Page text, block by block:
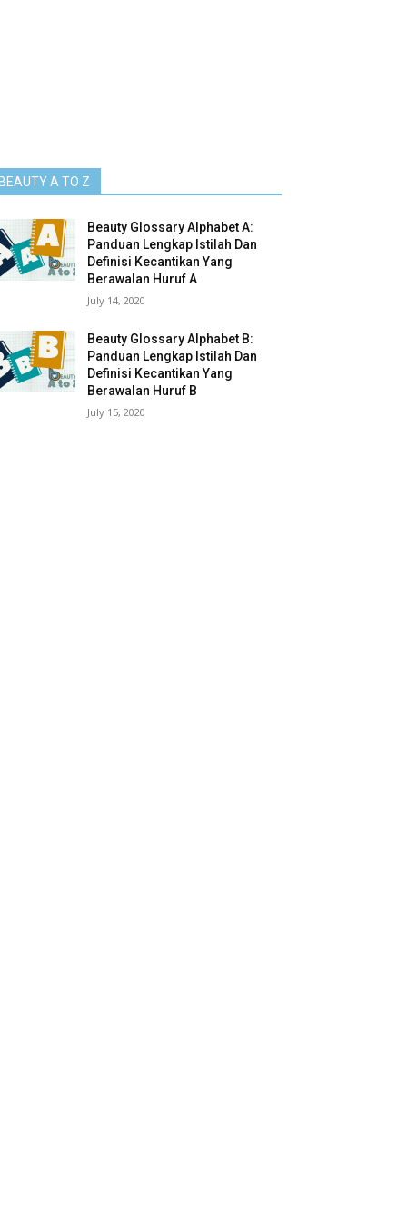
BEAUTY A TO Z
Beauty Glossary Alphabet A:
Panduan Lengkap Istilah Dan
Definisi Kecantikan Yang
Berawalan Huruf A
July 14, 2020
Beauty Glossary Alphabet B:
Panduan Lengkap Istilah Dan
Definisi Kecantikan Yang
Berawalan Huruf B
July 15, 2020